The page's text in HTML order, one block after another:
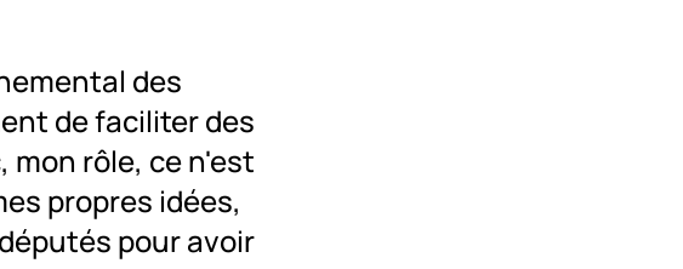
des
de faciliter des
mon rôle, ce n'est
propres idées,
pour avoir